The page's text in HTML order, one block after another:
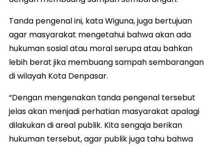
Tanda pengenal ini, kata Wiguna, juga bertujuan
agar masyarakat mengetahui bahwa akan ada
hukuman sosial atau moral serupa atau bahkan
lebih berat jika membuang sampah sembarangan
di wilayah Kota Denpasar.
“Dengan mengenakan tanda pengenal tersebut
jelas akan menjadi perhatian masyarakat apalagi
dilakukan di areal publik. Kita sengaja berikan
hukuman tersebut, agar publik juga tahu bahwa